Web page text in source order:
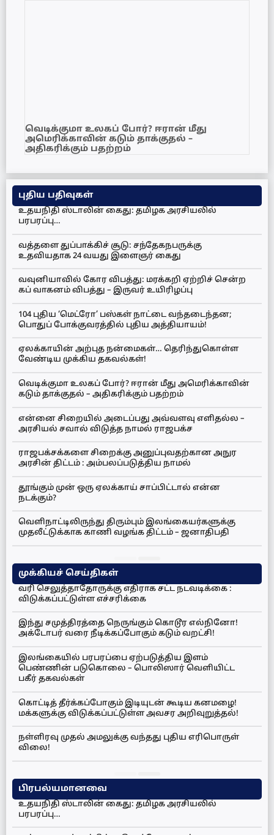
வெடிக்குமா உலகப் போர்? ஈரான் மீது
அமெரிக்காவின் கடும் தாக்குதல் –
அதிகரிக்கும் பதற்றம்
புதிய பதிவுகள்
உதயநிதி ஸ்டாலின் கைது: தமிழக அரசியலில்
பரபரப்பு…
வத்தளை துப்பாக்கிச் சூடு: சந்தேகநபருக்கு
உதவியதாக 24 வயது இளைஞர் கைது
வவுனியாவில் கோர விபத்து: மரக்கறி ஏற்றிச் சென்ற
கப் வாகனம் விபத்து – இருவர் உயிரிழப்பு
104 புதிய ‘மெட்ரோ’ பஸ்கள் நாட்டை வந்தடைந்தன;
பொதுப் போக்குவரத்தில் புதிய அத்தியாயம்!
ஏலக்காயின் அற்புத நன்மைகள்… தெரிந்துகொள்ள
வேண்டிய முக்கிய தகவல்கள்!
வெடிக்குமா உலகப் போர்? ஈரான் மீது அமெரிக்காவின்
கடும் தாக்குதல் – அதிகரிக்கும் பதற்றம்
என்னை சிறையில் அடைப்பது அவ்வளவு எளிதல்ல –
அரசியல் சவால் விடுத்த நாமல் ராஜபக்ச
ராஜபக்சக்களை சிறைக்கு அனுப்புவதற்கான அநுர
அரசின் திட்டம் : அம்பலப்படுத்திய நாமல்
தூங்கும் முன் ஒரு ஏலக்காய் சாப்பிட்டால் என்ன
நடக்கும்?
வெளிநாட்டிலிருந்து திரும்பும் இலங்கையர்களுக்கு
முதலீட்டுக்காக காணி வழங்க திட்டம் – ஜனாதிபதி
முக்கியச் செய்திகள்
வரி செலுத்தாதோருக்கு எதிராக சட்ட நடவடிக்கை :
விடுக்கப்பட்டுள்ள எச்சரிக்கை
இந்து சமுத்திரத்தை நெருங்கும் கொடூர எல்நினோ!
அக்டோபர் வரை நீடிக்கப்போகும் கடும் வறட்சி!
இலங்கையில் பரபரப்பை ஏற்படுத்திய இளம்
பெண்ணின் படுகொலை – பொலிஸார் வெளியிட்ட
பகீர் தகவல்கள்
கொட்டித் தீர்க்கப்போகும் இடியுடன் கூடிய கனமழை!
மக்களுக்கு விடுக்கப்பட்டுள்ள அவசர அறிவுறுத்தல்!
நள்ளிரவு முதல் அமலுக்கு வந்தது புதிய எரிபொருள்
விலை!
பிரபல்யமானவை
உதயநிதி ஸ்டாலின் கைது: தமிழக அரசியலில்
பரபரப்பு…